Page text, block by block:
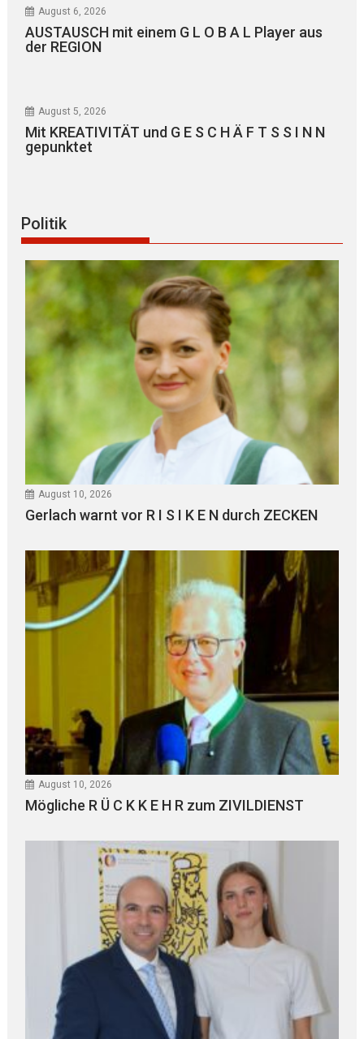
August 6, 2026
AUSTAUSCH mit einem G L O B A L Player aus
der REGION
August 5, 2026
Mit KREATIVITÄT und G E S C H Ä F T S S I N N
gepunktet
Politik
August 10, 2026
Gerlach warnt vor R I S I K E N durch ZECKEN
August 10, 2026
Mögliche R Ü C K K E H R zum ZIVILDIENST